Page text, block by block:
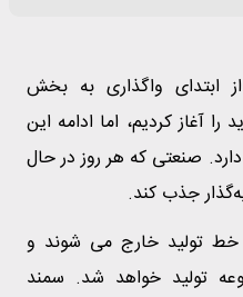
ابتدای واگذاری به بخش
آغاز کردیم، اما ادامه این
صنعتی که هر روز در حال
جذب کند.
تولید خارج می شوند و
تولید خواهد شد. سمند